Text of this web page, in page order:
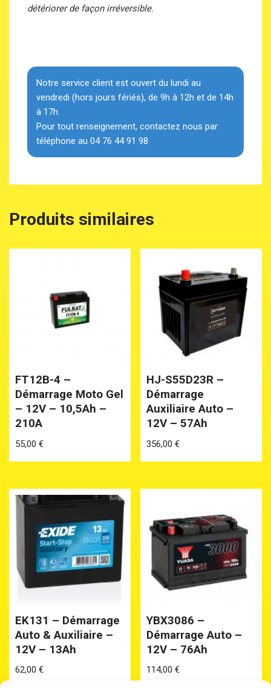
détériorer de façon irréversible.
Notre service client est ouvert du lundi au
vendredi (hors jours fériés), de 9h à 12h et de 14h
à 17h.
Pour tout renseignement, contactez nous par
téléphone au 04 76 44 91 98
Produits similaires
FT12B-4 –
Démarrage Moto Gel
– 12V – 10,5Ah –
210A
55,00 €
HJ-S55D23R –
Démarrage
Auxiliaire Auto –
12V – 57Ah
356,00€
EK131 – Démarrage
Auto & Auxiliaire –
12V – 13Ah
62,00 €
YBX3086 –
Démarrage Auto –
12V – 76Ah
114,00€